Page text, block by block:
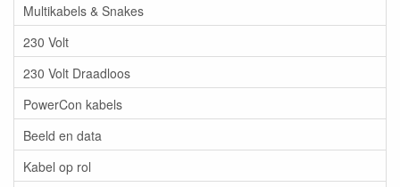
Multikabels & Snakes
230 Volt
230 Volt Draadloos
PowerCon kabels
Beeld en data
Kabel op rol